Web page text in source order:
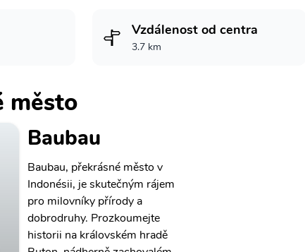
Vzdálenost od centra
3.7 km
město
Baubau
Baubau, překrásné město v
Indonésii, je skutečným rájem
pro milovníky přírody a
dobrodruhy. Prozkoumejte
historii na královském hradě